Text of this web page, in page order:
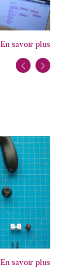
En savoir plus
En savoir plus